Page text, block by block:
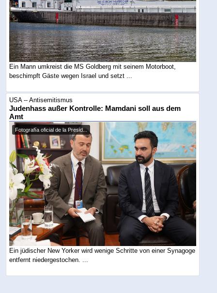
Ein Mann umkreist die MS Goldberg mit seinem Motorboot,
beschimpft Gäste wegen Israel und setzt ...
USA -- Antisemitismus
Judenhass außer Kontrolle: Mamdani soll aus dem
Amt
Fotografía oficial de la Presid...
Ein jüdischer New Yorker wird wenige Schritte von einer Synagoge
entfernt niedergestochen. ...